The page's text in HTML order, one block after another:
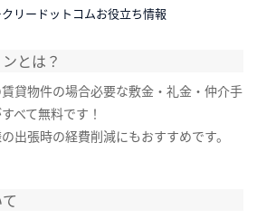
リードットコムお役立ち情報
とは？
貸物件の場合必要な敷金・礼金・仲介手
べて無料です！
出張時の経費削減にもおすすめです。